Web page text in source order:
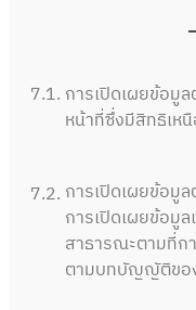
7.1. การเปิดเผยข้อมู
หน้าที่ซึ่งมีสิทธิเห
7.2. การเปิดเผยข้อมู
การเปิดเผยข้อมู
สาธารณะตามที่ก
ตามบทบัญญัติขอ